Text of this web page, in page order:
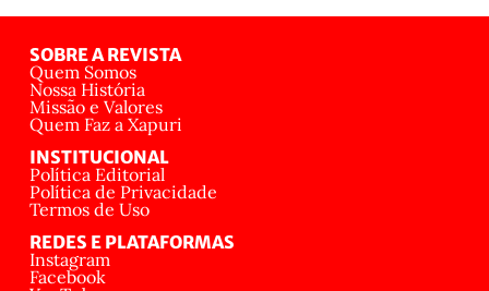
SOBRE A REVISTA
Quem Somos
Nossa História
Missão e Valores
Quem Faz a Xapuri
INSTITUCIONAL
Política Editorial
Política de Privacidade
Termos de Uso
REDES E PLATAFORMAS
Instagram
Facebook